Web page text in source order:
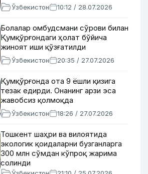
Ўзбекистон 10:12 / 28.07.2026
Болалар омбудсмани сўрови билан
Қумқўрғондаги ҳолат бўйича
жиноят иши қўзғатилди
Ўзбекистон 20:35 / 27.07.2026
Қумқўрғонда ота 9 ёшли қизига
тезак едирди. Онанинг арзи эса
жавобсиз қолмоқда
Ўзбекистон 18:26 / 27.07.2026
Тошкент шаҳри ва вилоятида
экологик қоидаларни бузганларга
300 млн сўмдан кўпроқ жарима
солинди